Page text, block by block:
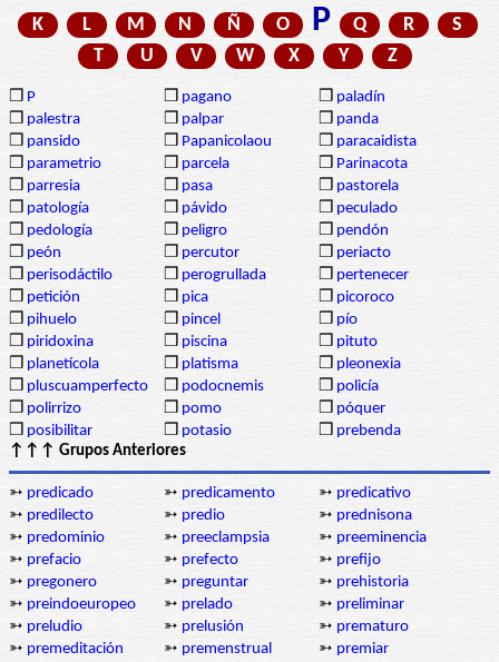
K
L M N Ñ O P Q R
S
T
U V W X Y Z
❒ P ❒ pagano ❒ paladín
❒ palestra ❒ palpar ❒ panda
❒ pansido ❒ Papanicolaou ❒ paracaidista
❒ parametrio ❒ parcela ❒ Parinacota
❒ parresia ❒ pasa ❒ pastorela
❒ patología ❒ pávido ❒ peculado
❒ pedología ❒ peligro ❒ pendón
❒ peón ❒ percutor ❒ periacto
❒ perisodáctilo ❒ perogrullada ❒ pertenecer
❒ petición ❒ pica ❒ picoroco
❒ pihuelo ❒ pincel ❒ pío
❒ piridoxina ❒ piscina ❒ pituto
❒ planetícola ❒ platisma ❒ pleonexia
❒ pluscuamperfecto ❒ podocnemis ❒ policía
❒ polirrizo ❒ pomo ❒ póquer
❒ posibilitar ❒ potasio ❒ prebenda
↑↑↑ Grupos Anteriores
➳ predicado ➳ predicamento ➳ predicativo
➳ predilecto ➳ predio ➳ prednisona
➳ predominio ➳ preeclampsia ➳ preeminencia
➳ prefacio ➳ prefecto ➳ prefijo
➳ pregonero ➳ preguntar ➳ prehistoria
➳ preindoeuropeo ➳ prelado ➳ preliminar
➳ preludio ➳ prelusión ➳ prematuro
➳ premeditación ➳ premenstrual ➳ premiar